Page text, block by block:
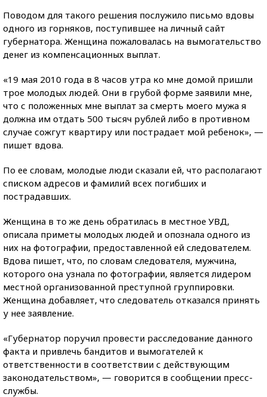
Поводом для такого решения послужило письмо вдовы
одного из горняков, поступившее на личный сайт
губернатора. Женщина пожаловалась на вымогательство
денег из компенсационных выплат.
«19 мая 2010 года в 8 часов утра ко мне домой пришли
трое молодых людей. Они в грубой форме заявили мне,
что с положенных мне выплат за смерть моего мужа я
должна им отдать 500 тысяч рублей либо в противном
случае сожгут квартиру или пострадает мой ребенок», —
пишет вдова.
По ее словам, молодые люди сказали ей, что располагают
списком адресов и фамилий всех погибших и
пострадавших.
Женщина в то же день обратилась в местное УВД,
описала приметы молодых людей и опознала одного из
них на фотографии, предоставленной ей следователем.
Вдова пишет, что, по словам следователя, мужчина,
которого она узнала по фотографии, является лидером
местной организованной преступной группировки.
Женщина добавляет, что следователь отказался принять
у нее заявление.
«Губернатор поручил провести расследование данного
факта и привлечь бандитов и вымогателей к
ответственности в соответствии с действующим
законодательством», — говорится в сообщении пресс-
службы.